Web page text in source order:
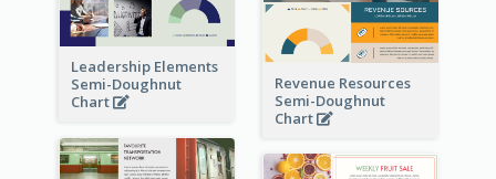
Leadership Elements
Semi-Doughnut
Chart
Revenue Resources
Semi-Doughnut
Chart